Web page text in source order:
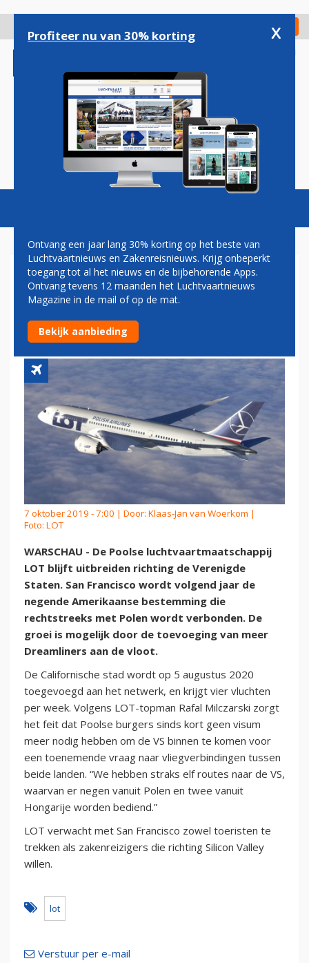
gaan
Check in
Magazine Podcasts Vacatures
LOT NON-STOP VAN
WARSCHAU NAAR SAN
FRANCISCO
7 oktober 2019 - 7:00 | Door: Klaas-Jan van Woerkom |
Foto: LOT
WARSCHAU - De Poolse luchtvaartmaatschappij
LOT blijft uitbreiden richting de Verenigde
Staten. San Francisco wordt volgend jaar de
negende Amerikaanse bestemming die
rechtstreeks met Polen wordt verbonden. De
groei is mogelijk door de toevoeging van meer
Dreamliners aan de vloot.
De Californische stad wordt op 5 augustus 2020
toegevoegd aan het netwerk, en krijgt vier vluchten
per week. Volgens LOT-topman Rafal Milczarski zorgt
het feit dat Poolse burgers sinds kort geen visum
meer nodig hebben om de VS binnen te komen voor
een toenemende vraag naar vliegverbindingen tussen
beide landen. “We hebben straks elf routes naar de VS,
waarvan er negen vanuit Polen en twee vanuit
Hongarije worden bediend.”
LOT verwacht met San Francisco zowel toeristen te
trekken als zakenreizigers die richting Silicon Valley
willen.
lot
Verstuur per e-mail
Profiteer nu van 30% korting x
Ontvang een jaar lang 30% korting op het beste van
Luchtvaartnieuws en Zakenreisnieuws. Krijg onbeperkt
toegang tot al het nieuws en de bijbehorende Apps.
Ontvang tevens 12 maanden het Luchtvaartnieuws
Magazine in de mail of op de mat.
Bekijk aanbieding